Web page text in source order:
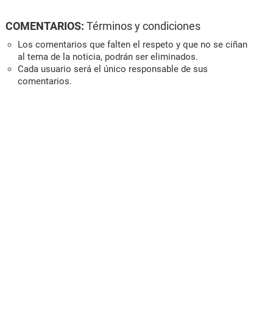
COMENTARIOS: Términos y condiciones
Los comentarios que falten el respeto y que no se ciñan
al tema de la noticia, podrán ser eliminados.
Cada usuario será el único responsable de sus
comentarios.